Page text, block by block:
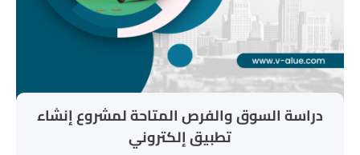
دراسة السوق والفرص المتاحة لمشروع إنشاء
تطبيق إلكتروني